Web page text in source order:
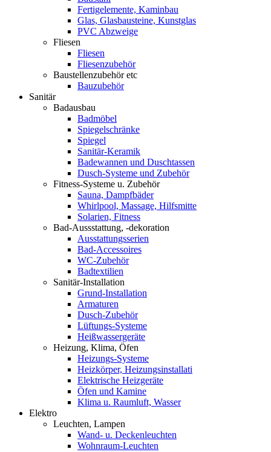
Fertigelemente, Kaminbau
Glas, Glasbausteine, Kunstglas
PVC Abzweige
Fliesen
Fliesen
Fliesenzubehör
Baustellenzubehör etc
Bauzubehör
Sanitär
Badausbau
Badmöbel
Spiegelschränke
Spiegel
Sanitär-Keramik
Badewannen und Duschtassen
Dusch-Systeme und Zubehör
Fitness-Systeme u. Zubehör
Sauna, Dampfbäder
Whirlpool, Massage, Hilfsmitte
Solarien, Fitness
Bad-Aussstattung, -dekoration
Ausstattungsserien
Bad-Accessoires
WC-Zubehör
Badtextilien
Sanitär-Installation
Grund-Installation
Armaturen
Dusch-Zubehör
Lüftungs-Systeme
Heißwassergeräte
Heizung, Klima, Öfen
Heizungs-Systeme
Heizkörper, Heizungsinstallati
Elektrische Heizgeräte
Öfen und Kamine
Klima u. Raumluft, Wasser
Elektro
Leuchten, Lampen
Wand- u. Deckenleuchten
Wohnraum-Leuchten